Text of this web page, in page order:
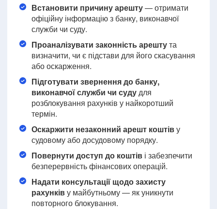
Встановити причину арешту— отримати
офіційну інформацію з банку, виконавчої
служби чи суду.
Проаналізувати законність арештута
визначити, чи є підстави для його скасування
або оскарження.
Підготувати звернення до банку,
виконавчої служби чи судудля
розблокування рахунків у найкоротший
термін.
Оскаржити незаконний арешт коштіву
судовому або досудовому порядку.
Повернути доступ до коштів і забезпечити
безперервність фінансових операцій.
Надати консультації щодо захисту
рахунківу майбутньому — як уникнути
повторного блокування.